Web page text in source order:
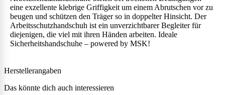
eine exzellente klebrige Griffigkeit um einem Abrutschen vor zu
beugen und schützen den Träger so in doppelter Hinsicht. Der
Arbeitsschutzhandschuh ist ein unverzichtbarer Begleiter für
diejenigen, die viel mit ihren Händen arbeiten. Ideale
Sicherheitshandschuhe – powered by MSK!
Herstellerangaben
Das könnte dich auch interessieren